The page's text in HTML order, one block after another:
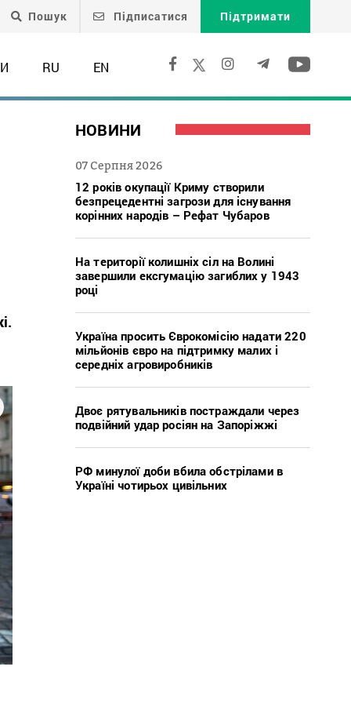
Пошук Підписатися Підтримати
RU EN
НОВИНИ
07 Серпня 2026
12 років окупації Криму створили
безпрецедентні загрози для існування
корінних народів – Рефат Чубаров
На території колишніх сіл на Волині
завершили ексгумацію загиблих у 1943
році
Україна просить Єврокомісію надати 220
мільйонів євро на підтримку малих і
середніх агровиробників
Двоє рятувальників постраждали через
подвійний удар росіян на Запоріжжі
РФ минулої доби вбила обстрілами в
Україні чотирьох цивільних